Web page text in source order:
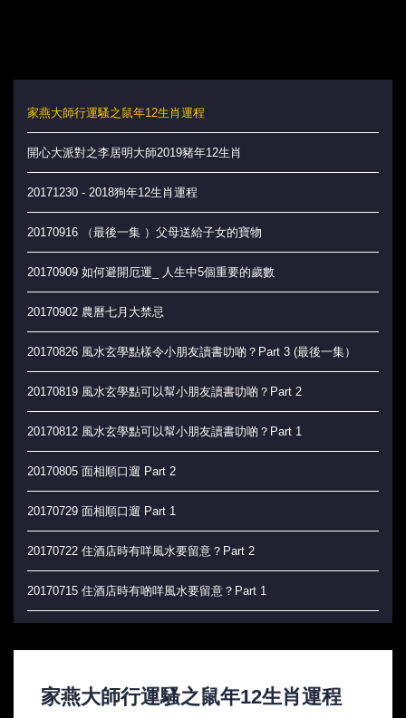
家燕大師行運騷之鼠年12生肖運程
開心大派對之李居明大師2019豬年12生肖
20171230 - 2018狗年12生肖運程
20170916 （最後一集 ）父母送給子女的寶物
20170909 如何避開厄運_ 人生中5個重要的歲數
20170902 農曆七月大禁忌
20170826 風水玄學點樣令小朋友讀書叻啲？Part 3 (最後一集）
20170819 風水玄學點可以幫小朋友讀書叻啲？Part 2
20170812 風水玄學點可以幫小朋友讀書叻啲？Part 1
20170805 面相順口遛 Part 2
20170729 面相順口遛 Part 1
20170722 住酒店時有咩風水要留意？Part 2
20170715 住酒店時有啲咩風水要留意？Part 1
20170624 絕地反擊 做好自己 唔會俾人蝦
家燕大師行運騷之鼠年12生肖運程